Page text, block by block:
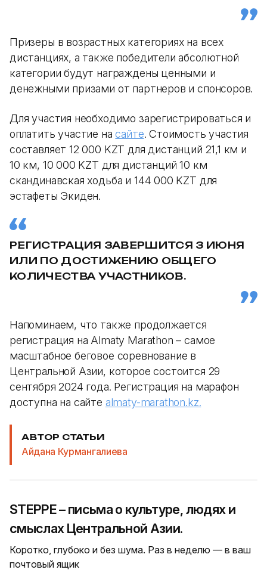
Призеры в возрастных категориях на всех
дистанциях, а также победители абсолютной
категории будут награждены ценными и
денежными призами от партнеров и спонсоров.
Для участия необходимо зарегистрироваться и
оплатить участие насайте. Стоимость участия
составляет 12 000 KZT для дистанций 21,1 км и
10 км, 10 000 KZT для дистанций 10 км
скандинавская ходьба и 144 000 KZT для
эстафеты Экиден.
РЕГИСТРАЦИЯ ЗАВЕРШИТСЯ 3 ИЮНЯ
ИЛИ ПО ДОСТИЖЕНИЮ ОБЩЕГО
КОЛИЧЕСТВА УЧАСТНИКОВ.
Напоминаем, что также продолжается
регистрация на Almaty Marathon – самое
масштабное беговое соревнование в
Центральной Азии, которое состоится 29
сентября 2024 года. Регистрация на марафон
доступна на сайте almaty-marathon.kz.
АВТОР СТАТЬИ
Айдана Курмангалиева
STEPPE – письма о культуре, людях и
смыслах Центральной Азии.
Коротко, глубоко и без шума. Раз в неделю — в ваш
почтовый ящик